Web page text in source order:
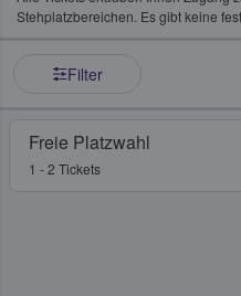
Stehplatzbereichen. Es gibt keine
Filter
Freie Platzwahl
1 - 2 Tickets